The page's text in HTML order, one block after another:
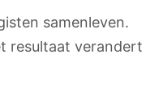
samenleven.
resultaat verandert